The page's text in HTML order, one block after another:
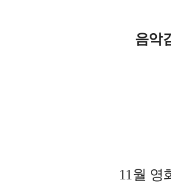
음악
11월 영